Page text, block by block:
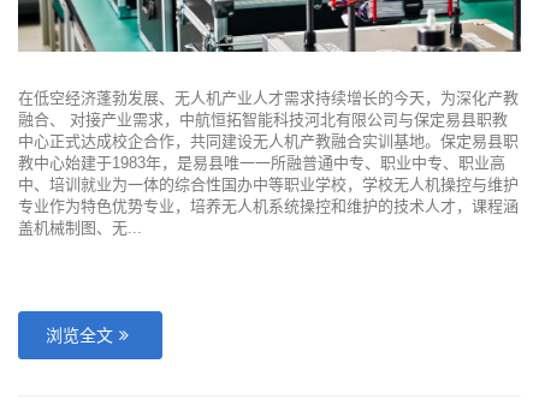
在低空经济蓬勃发展、无人机产业人才需求持续增长的今天，为深化产教
融合、 对接产业需求，中航恒拓智能科技河北有限公司与保定易县职教
中心正式达成校企合作，共同建设无人机产教融合实训基地。保定易县职
教中心始建于1983年，是易县唯一一所融普通中专、职业中专、职业高
中、培训就业为一体的综合性国办中等职业学校，学校无人机操控与维护
专业作为特色优势专业，培养无人机系统操控和维护的技术人才，课程涵
盖机械制图、无...
浏览全文